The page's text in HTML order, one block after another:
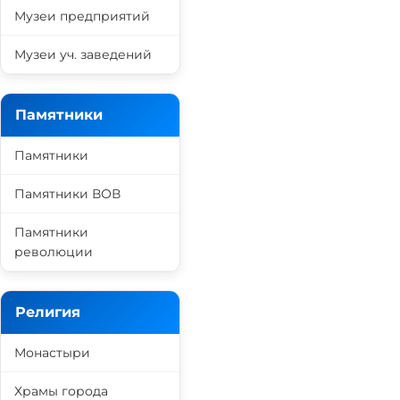
Музеи предприятий
Музеи уч. заведений
Памятники
Памятники
Памятники ВОВ
Памятники
революции
Религия
Монастыри
Храмы города